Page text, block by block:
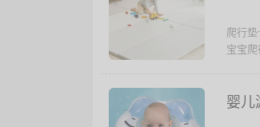
爬行
宝宝
婴儿